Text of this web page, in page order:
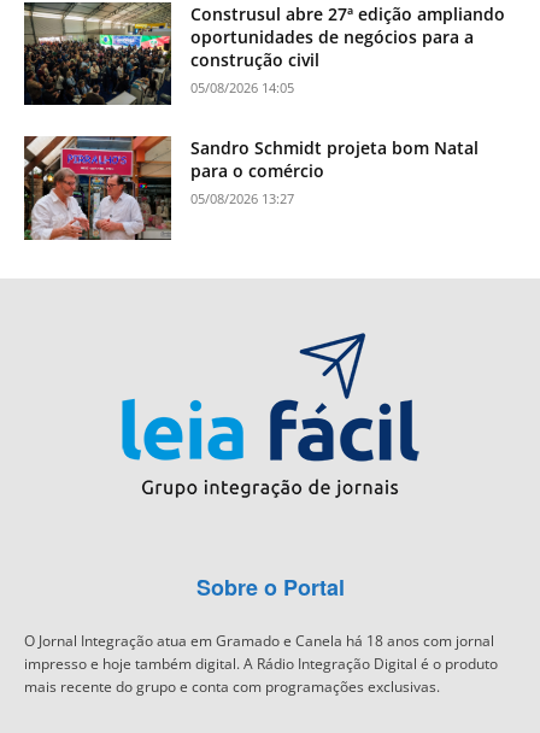
Construsul abre 27ª edição ampliando
oportunidades de negócios para a
construção civil
05/08/2026 14:05
Sandro Schmidt projeta bom Natal
para o comércio
05/08/2026 13:27
Sobre o Portal
O Jornal Integração atua em Gramado e Canela há 18 anos com jornal
impresso e hoje também digital. A Rádio Integração Digital é o produto
mais recente do grupo e conta com programações exclusivas.